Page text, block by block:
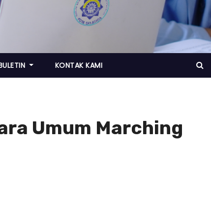
KONTAK KAMI
Umum Marching